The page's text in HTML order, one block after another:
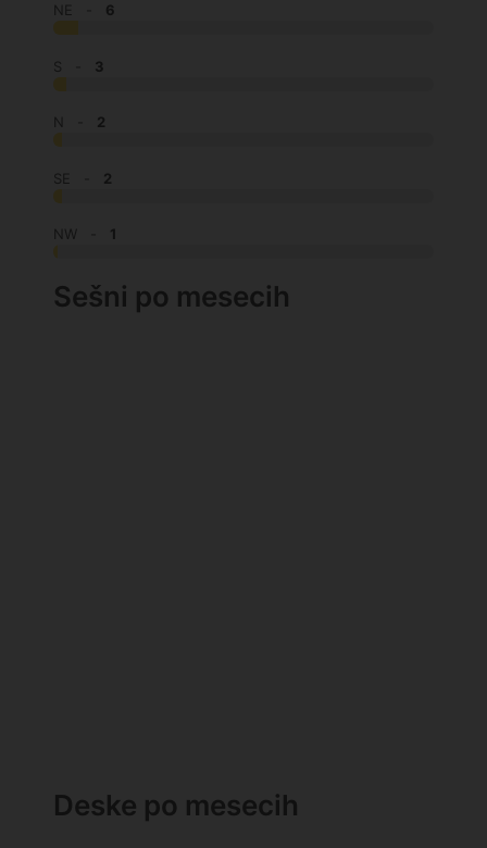
NE - 6
S - 3
N - 2
SE - 2
NW - 1
Sešni po mesecih
Deske po mesecih